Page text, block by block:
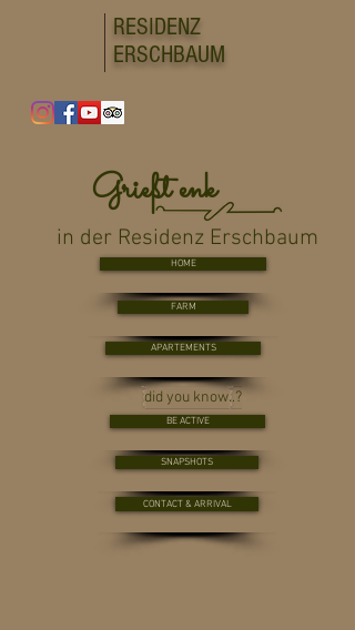
RESIDENZ
ERSCHBAUM
Grießt enk
in der Residenz Erschbaum
HOME
FARM
APARTEMENTS
did you know..?
BE ACTIVE
SNAPSHOTS
CONTACT & ARRIVAL